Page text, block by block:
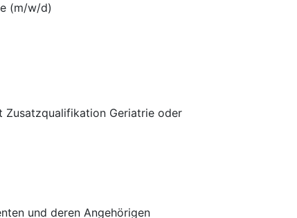
(m/w/d)
Zusatzqualifikation Geriatrie oder
und deren Angehörigen